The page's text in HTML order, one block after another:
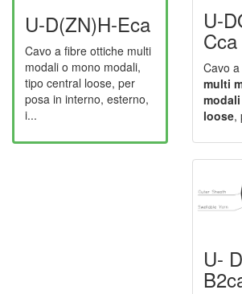
U-D(ZN)H-Eca
Cavo a fibre ottiche multi
modali o mono modali,
tipo central loose, per
posa in interno, esterno,
i...
U-
Cca
Cavo a
multi
loose,
U-